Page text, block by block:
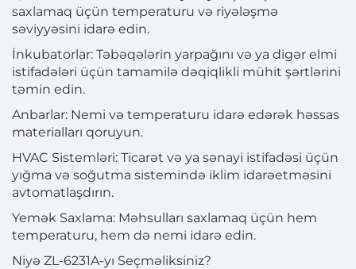
saxlamaq üçün temperaturu və riyələşmə
səviyyəsini idarə edin.
İnkubatorlar: Təbəqələrin yarpağını və ya digər elmi
istifadələri üçün tamamilə dəqiqlikli mühit şərtlərini
təmin edin.
Anbarlar: Nemi və temperaturu idarə edərək həssas
materialları qoruyun.
HVAC Sistemləri: Ticarət və ya sənayi istifadəsi üçün
yığma və soğutma sistemində iklim idarəetməsini
avtomatlaşdırın.
Yemək Saxlama: Məhsulları saxlamaq üçün hem
temperaturu, hem də nemi idarə edin.
Niyə ZL-6231A-yı Seçməliksiniz?